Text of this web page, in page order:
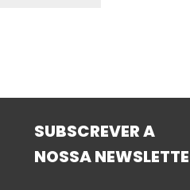
SUBSCREVER A
NOSSA